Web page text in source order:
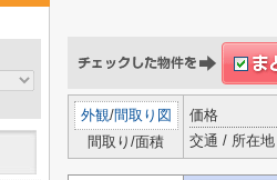
外観/間取り図
間取り/面積
価格
交通 / 所在地